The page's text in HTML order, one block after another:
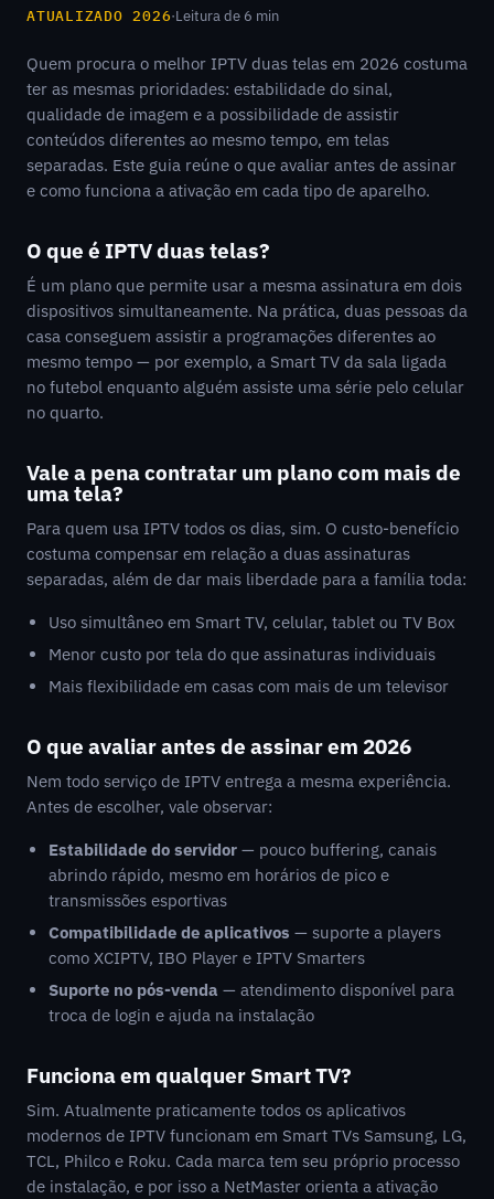
ATUALIZADO 2026·Leitura de 6 min
Quem procura o melhor IPTV duas telas em 2026 costuma
ter as mesmas prioridades: estabilidade do sinal,
qualidade de imagem e a possibilidade de assistir
conteúdos diferentes ao mesmo tempo, em telas
separadas. Este guia reúne o que avaliar antes de assinar
e como funciona a ativação em cada tipo de aparelho.
O que é IPTV duas telas?
É um plano que permite usar a mesma assinatura em dois
dispositivos simultaneamente. Na prática, duas pessoas da
casa conseguem assistir a programações diferentes ao
mesmo tempo — por exemplo, a Smart TV da sala ligada
no futebol enquanto alguém assiste uma série pelo celular
no quarto.
Vale a pena contratar um plano com mais de
uma tela?
Para quem usa IPTV todos os dias, sim. O custo-benefício
costuma compensar em relação a duas assinaturas
separadas, além de dar mais liberdade para a família toda:
Uso simultâneo em Smart TV, celular, tablet ou TV Box
Menor custo por tela do que assinaturas individuais
Mais flexibilidade em casas com mais de um televisor
O que avaliar antes de assinar em 2026
Nem todo serviço de IPTV entrega a mesma experiência.
Antes de escolher, vale observar:
Estabilidade do servidor — pouco buffering, canais
abrindo rápido, mesmo em horários de pico e
transmissões esportivas
Compatibilidade de aplicativos — suporte a players
como XCIPTV, IBO Player e IPTV Smarters
Suporte no pós-venda — atendimento disponível para
troca de login e ajuda na instalação
Funciona em qualquer Smart TV?
Sim. Atualmente praticamente todos os aplicativos
modernos de IPTV funcionam em Smart TVs Samsung, LG,
TCL, Philco e Roku. Cada marca tem seu próprio processo
de instalação, e por isso a NetMaster orienta a ativação